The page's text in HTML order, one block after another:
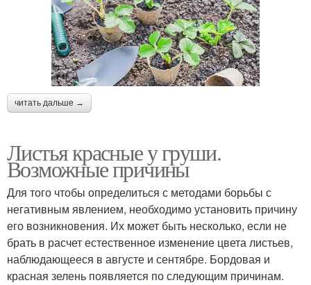
читать дальше →
Листья красные у груши.
Возможные причины
Для того чтобы определиться с методами борьбы с
негативным явлением, необходимо установить причину
его возникновения. Их может быть несколько, если не
брать в расчет естественное изменение цвета листьев,
наблюдающееся в августе и сентябре. Бордовая и
красная зелень появляется по следующим причинам.